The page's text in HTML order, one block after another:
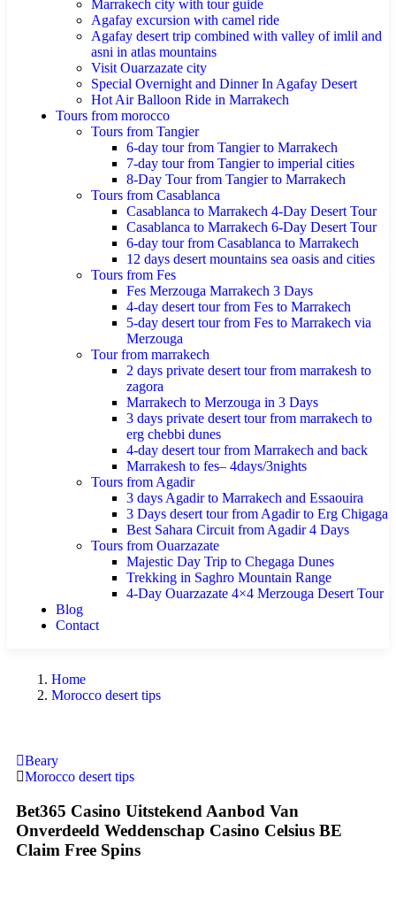
Marrakech city with tour guide
Agafay excursion with camel ride
Agafay desert trip combined with valley of imlil and
asni in atlas mountains
Visit Ouarzazate city
Special Overnight and Dinner In Agafay Desert
Hot Air Balloon Ride in Marrakech
Tours from morocco
Tours from Tangier
6-day tour from Tangier to Marrakech
7-day tour from Tangier to imperial cities
8-Day Tour from Tangier to Marrakech
Tours from Casablanca
Casablanca to Marrakech 4-Day Desert Tour
Casablanca to Marrakech 6-Day Desert Tour
6-day tour from Casablanca to Marrakech
12 days desert mountains sea oasis and cities
Tours from Fes
Fes Merzouga Marrakech 3 Days
4-day desert tour from Fes to Marrakech
5-day desert tour from Fes to Marrakech via
Merzouga
Tour from marrakech
2 days private desert tour from marrakesh to
zagora
Marrakech to Merzouga in 3 Days
3 days private desert tour from marrakech to
erg chebbi dunes
4-day desert tour from Marrakech and back
Marrakesh to fes– 4days/3nights
Tours from Agadir
3 days Agadir to Marrakech and Essaouira
3 Days desert tour from Agadir to Erg Chigaga
Best Sahara Circuit from Agadir 4 Days
Tours from Ouarzazate
Majestic Day Trip to Chegaga Dunes
Trekking in Saghro Mountain Range
4-Day Ouarzazate 4×4 Merzouga Desert Tour
Blog
Contact
Home
Morocco desert tips
Beary
Morocco desert tips
Bet365 Casino Uitstekend Aanbod Van
Onverdeeld Weddenschap Casino Celsius BE
Claim Free Spins